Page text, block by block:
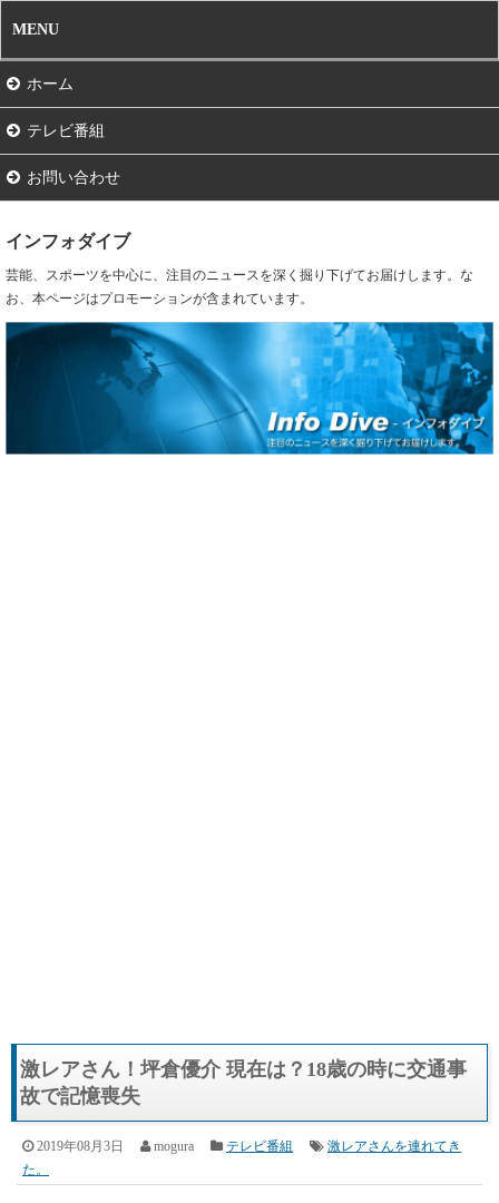
MENU
ホーム
テレビ番組
お問い合わせ
インフォダイブ
芸能、スポーツを中心に、注目のニュースを深く掘り下げてお届けします。な
お、本ページはプロモーションが含まれています。
激レアさん！坪倉優介 現在は？18歳の時に交通事
故で記憶喪失
2019年08月3日 mogura テレビ番組
激レアさんを連れてき
た。